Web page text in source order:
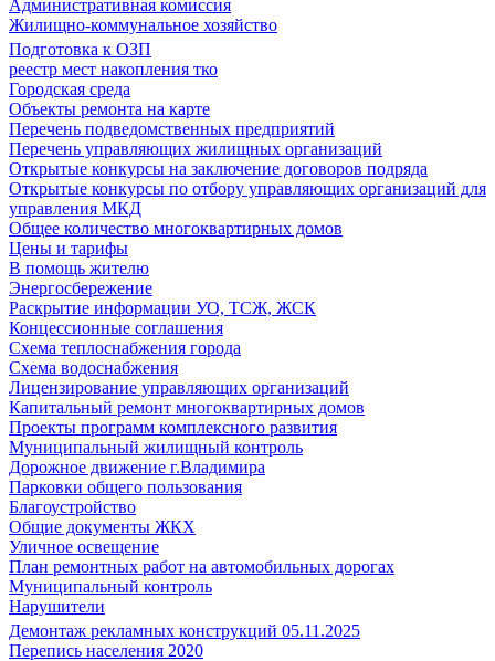
Административная комиссия
Жилищно-коммунальное хозяйство
Подготовка к ОЗП
реестр мест накопления тко
Городская среда
Объекты ремонта на карте
Перечень подведомственных предприятий
Перечень управляющих жилищных организаций
Открытые конкурсы на заключение договоров подряда
Открытые конкурсы по отбору управляющих организаций для
управления МКД
Общее количество многоквартирных домов
Цены и тарифы
В помощь жителю
Энергосбережение
Раскрытие информации УО, ТСЖ, ЖСК
Концессионные соглашения
Схема теплоснабжения города
Схема водоснабжения
Лицензирование управляющих организаций
Капитальный ремонт многоквартирных домов
Проекты программ комплексного развития
Муниципальный жилищный контроль
Дорожное движение г.Владимира
Парковки общего пользования
Благоустройство
Общие документы ЖКХ
Уличное освещение
План ремонтных работ на автомобильных дорогах
Муниципальный контроль
Нарушители
Демонтаж рекламных конструкций 05.11.2025
Перепись населения 2020